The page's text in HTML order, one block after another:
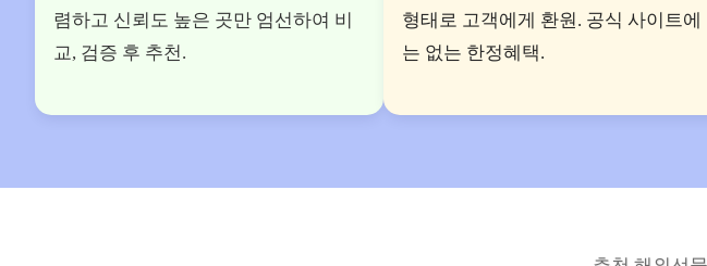
렴하고 신뢰도 높은 곳만 엄선하여 비
교, 검증 후 추천.
형태로 고객에게 환원. 공식 사이트에
는 없는 한정혜택.